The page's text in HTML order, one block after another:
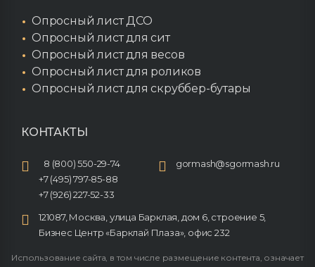
Опросный лист ДСО
Опросный лист для сит
Опросный лист для весов
Опросный лист для роликов
Опросный лист для скруббер-бутары
КОНТАКТЫ
8 (800) 550-29-74
+7 (495) 797-85-88
+7 (926) 227-52-33
gormash@sgormash.ru
121087, Москва, улица Барклая, дом 6, строение 5,
Бизнес Центр «Барклай Плаза», офис 232
Использование сайта, в том числе размещение контента, означает